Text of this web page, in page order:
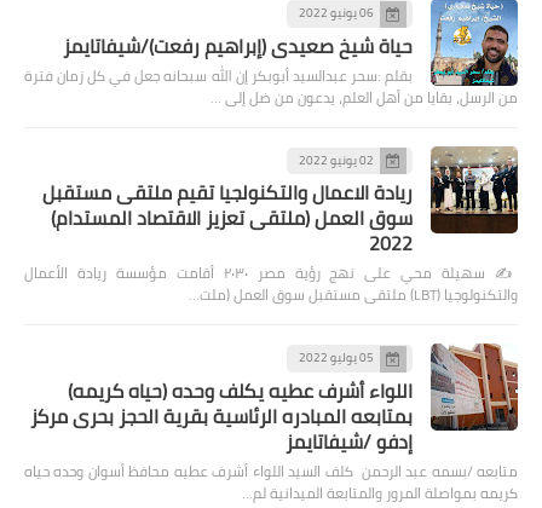
06 يونيو 2022
حياة شيخ صعيدى (إبراهيم رفعت)/شيفاتايمز
بقلم :سحر عبدالسيد أبوبكر إن الله سبحانه جعل في كل زمان فترة
من الرسل، بقايا من أهل العلم، يدعون من ضل إلى …
02 يونيو 2022
ريادة الاعمال والتكنولجيا تقيم ملتقى مستقبل
سوق العمل (ملتقى تعزيز الاقتصاد المستدام)
2022
✍️ سهيلة محي على نهج رؤية مصر ٢٠٣٠ أقامت مؤسسة ريادة الأعمال
والتكنولوجيا (LBT) ملتقى مستقبل سوق العمل (ملت…
05 يوليو 2022
اللواء أشرف عطيه يكلف وحده (حياه كريمه)
بمتابعه المبادره الرئاسية بقرية الحجز بحرى مركز
إدفو /شيفاتايمز
متابعه /بسمه عبد الرحمن كلف السيد اللواء أشرف عطيه محافظ أسوان وحده حياه
كريمه بمواصلة المرور والمتابعة الميدانية لم…